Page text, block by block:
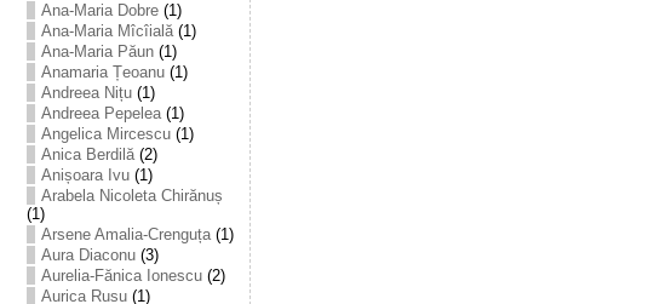
Ana-Maria Dobre(1)
Ana-Maria Mîcîială(1)
Ana-Maria Păun(1)
Anamaria Țeoanu(1)
Andreea Nițu(1)
Andreea Pepelea(1)
Angelica Mircescu(1)
Anica Berdilă(2)
Anișoara Ivu(1)
Arabela Nicoleta Chirănuș
(1)
Arsene Amalia-Crenguța(1)
Aura Diaconu(3)
Aurelia-Fănica Ionescu(2)
Aurica Rusu(1)